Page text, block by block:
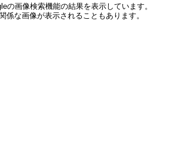
の画像検索機能の結果を表示しています。
係な画像が表示されることもあります。